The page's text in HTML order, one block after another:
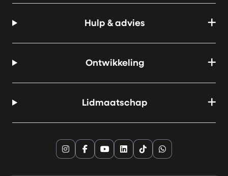
Hulp & advies
Ontwikkeling
Lidmaatschap
Instagram
Facebook
YouTubeLinkedIn
TikTokWhatsapp